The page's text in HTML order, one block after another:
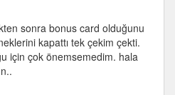
sonra bonus card olduğunu
kapattı tek çekim çekti.
için çok önemsemedim. hala